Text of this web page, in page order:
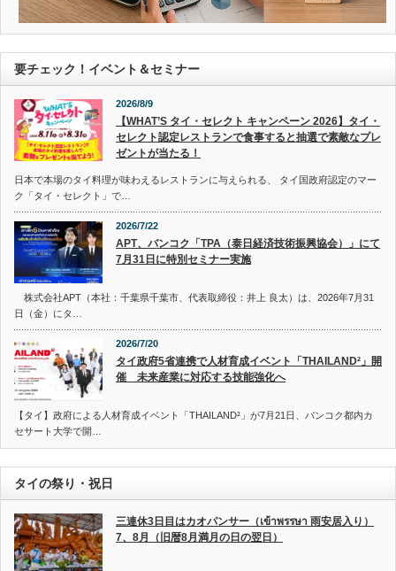
要チェック！イベント＆セミナー
2026/8/9
【WHAT’S タイ・セレクト キャンペーン 2026】タイ・
セレクト認定レストランで食事すると抽選で素敵なプレ
ゼントが当たる！
日本で本場のタイ料理が味わえるレストランに与えられる、 タイ国政府認定のマー
ク「タイ・セレクト」で…
2026/7/22
APT、バンコク「TPA（泰日経済技術振興協会）」にて
7月31日に特別セミナー実施
株式会社APT（本社：千葉県千葉市、代表取締役：井上 良太）は、2026年7月31
日（金）にタ…
2026/7/20
タイ政府5省連携で人材育成イベント「THAILAND²」開
催 未来産業に対応する技能強化へ
【タイ】政府による人材育成イベント「THAILAND²」が7月21日、バンコク都内カ
セサート大学で開…
タイの祭り・祝日
三連休3日目はカオパンサー（เข้าพรรษา 雨安居入り）
7、8月（旧暦8月満月の日の翌日）